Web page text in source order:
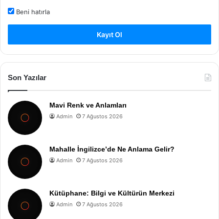
Beni hatırla
Kayıt Ol
Son Yazılar
Mavi Renk ve Anlamları
Admin 7 Ağustos 2026
Mahalle İngilizce’de Ne Anlama Gelir?
Admin 7 Ağustos 2026
Kütüphane: Bilgi ve Kültürün Merkezi
Admin 7 Ağustos 2026